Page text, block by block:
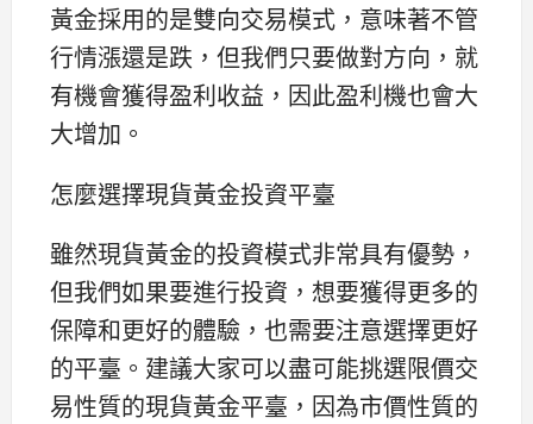
黃金採用的是雙向交易模式，意味著不管
行情漲還是跌，但我們只要做對方向，就
有機會獲得盈利收益，因此盈利機也會大
大增加。
怎麼選擇現貨黃金投資平臺
雖然現貨黃金的投資模式非常具有優勢，
但我們如果要進行投資，想要獲得更多的
保障和更好的體驗，也需要注意選擇更好
的平臺。建議大家可以盡可能挑選限價交
易性質的現貨黃金平臺，因為市價性質的